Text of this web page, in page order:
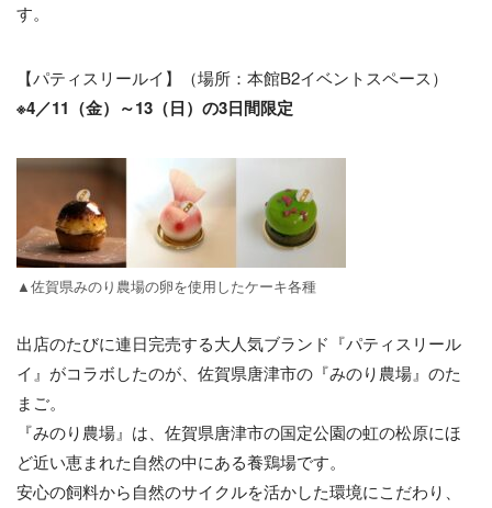
す。
【パティスリールイ】（場所：本館B2イベントスペース）
※4／11（金）～13（日）の3日間限定
▲佐賀県みのり農場の卵を使用したケーキ各種
出店のたびに連日完売する大人気ブランド『パティスリール
イ』がコラボしたのが、佐賀県唐津市の『みのり農場』のた
まご。
『みのり農場』は、佐賀県唐津市の国定公園の虹の松原にほ
ど近い恵まれた自然の中にある養鶏場です。
安心の飼料から自然のサイクルを活かした環境にこだわり、